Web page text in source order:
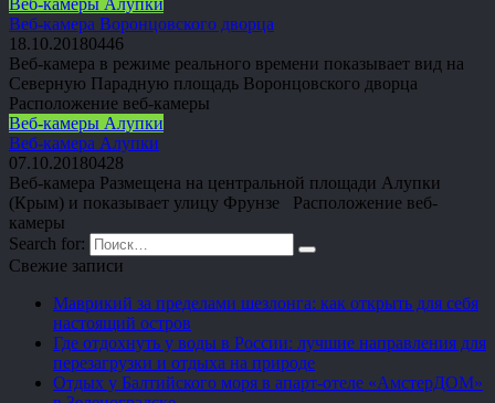
Веб-камера Воронцовского дворца
18.10.20180446
Веб-камера в режиме реального времени показывает вид на
Северную Парадную площадь Воронцовского дворца
Расположение веб-камеры
Веб-камеры Алупки
Веб-камера Алупки
07.10.20180428
Веб-камера Размещена на центральной площади Алупки
(Крым) и показывает улицу Фрунзе Расположение веб-
камеры
Search for:
Свежие записи
Маврикий за пределами шезлонга: как открыть для себя
настоящий остров
Где отдохнуть у воды в России: лучшие направления для
перезагрузки и отдыха на природе
Отдых у Балтийского моря в апарт-отеле «АмстерДОМ»